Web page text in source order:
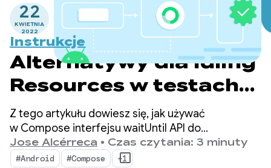
22
KWIETNIA
2022
Instrukcje
Alternatywy dla Idling
Resources w testach
Compose: interfejsy
API waitUntil
(zaktualizowane)
Z tego artykułu dowiesz się, jak używać
w Compose interfejsu waitUntil API do
testowania, aby poczekać na spełnienie
określonych warunków.
Jose Alcérreca • Czas czytania: 3 minuty
#Android #Compose +1